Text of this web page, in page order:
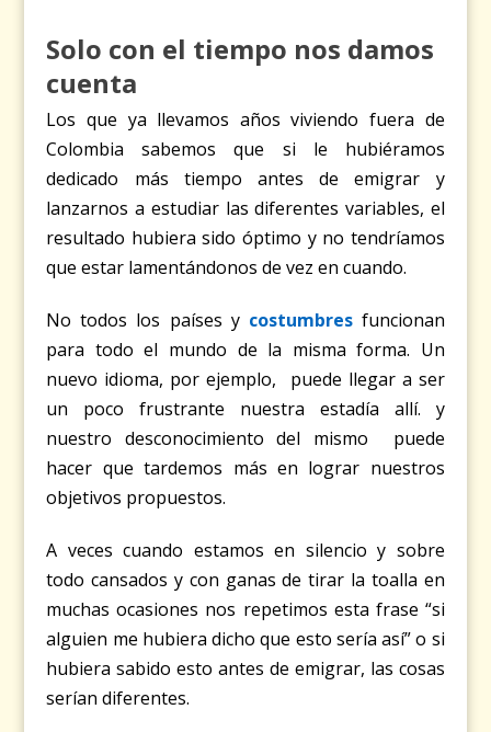
Solo con el tiempo nos damos
cuenta
Los que ya llevamos años viviendo fuera de
Colombia sabemos que si le hubiéramos
dedicado más tiempo antes de emigrar y
lanzarnos a estudiar las diferentes variables, el
resultado hubiera sido óptimo y no tendríamos
que estar lamentándonos de vez en cuando.
No todos los países y costumbresfuncionan
para todo el mundo de la misma forma. Un
nuevo idioma, por ejemplo, puede llegar a ser
un poco frustrante nuestra estadía allí. y
nuestro desconocimiento del mismo puede
hacer que tardemos más en lograr nuestros
objetivos propuestos.
A veces cuando estamos en silencio y sobre
todo cansados y con ganas de tirar la toalla en
muchas ocasiones nos repetimos esta frase “si
alguien me hubiera dicho que esto sería así” o si
hubiera sabido esto antes de emigrar, las cosas
serían diferentes.